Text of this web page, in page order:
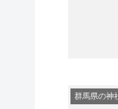
群馬県の神